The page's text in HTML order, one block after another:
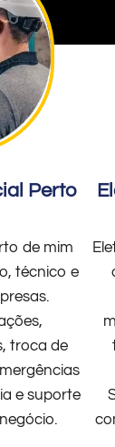
Perto
de mim
técnico e
troca de
e suporte